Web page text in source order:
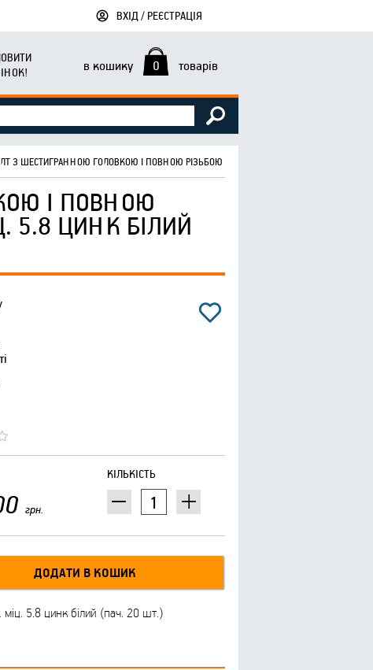
ВХІД / РЕЄСТРАЦІЯ
в кошику 0 товарів
З ШЕСТИГРАННОЮ ГОЛОВКОЮ І ПОВНОЮ РІЗЬБОЮ М8Х40 DIN 933 КЛ. МІЦ. 5.8 ЦИНК
І ПОВНОЮ
5.8 ЦИНК БІЛИЙ
КІЛЬКІСТЬ
грн.
5.8 цинк білий (пач. 20 шт.)